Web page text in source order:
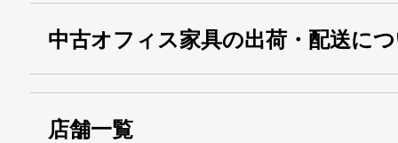
中古オフィス家具の出荷・配送に
店舗一覧